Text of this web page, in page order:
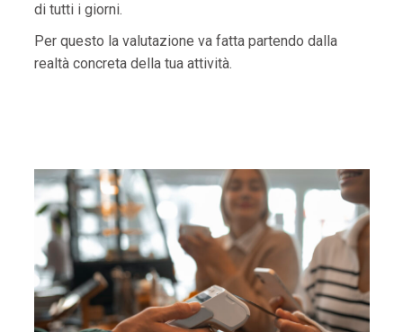
di tutti i giorni.
Per questo la valutazione va fatta partendo dalla
realtà concreta della tua attività.